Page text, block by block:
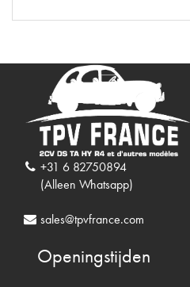
+31 6 82750894
(Alleen Whatsapp)
sales@tpvfrance.com
Openingstijden